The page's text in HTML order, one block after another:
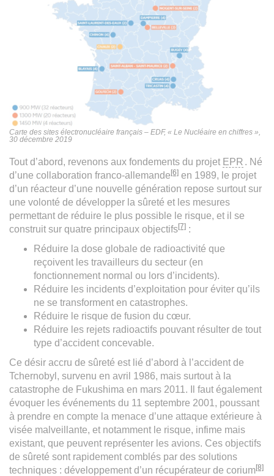
Carte des sites électronucléaire français – EDF, « Le Nucléaire en chiffres »,
30 décembre 2019
Tout d’abord, revenons aux fondements du projet EPR . Né
d’une collaboration franco-allemande[6] en 1989, le projet
d’un réacteur d’une nouvelle génération repose surtout sur
une volonté de développer la sûreté et les mesures
permettant de réduire le plus possible le risque, et il se
construit sur quatre principaux objectifs[7] :
Réduire la dose globale de radioactivité que
reçoivent les travailleurs du secteur (en
fonctionnement normal ou lors d’incidents).
Réduire les incidents d’exploitation pour éviter qu’ils
ne se transforment en catastrophes.
Réduire le risque de fusion du cœur.
Réduire les rejets radioactifs pouvant résulter de tout
type d’accident concevable.
Ce désir accru de sûreté est lié d’abord à l’accident de
Tchernobyl, survenu en avril 1986, mais surtout à la
catastrophe de Fukushima en mars 2011. Il faut également
évoquer les événements du 11 septembre 2001, poussant
à prendre en compte la menace d’une attaque extérieure à
visée malveillante, et notamment le risque, infime mais
existant, que peuvent représenter les avions. Ces objectifs
de sûreté sont rapidement comblés par des solutions
techniques : développement d’un récupérateur de corium[8]